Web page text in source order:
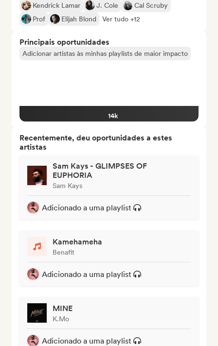
Kendrick Lamar
J. Cole
Cal Scruby
Prof
Elijah Blond Ver tudo +12
Principais oportunidades
Adicionar artistas às minhas playlists de maior impacto
14k
Recentemente, deu oportunidades a estes
artistas
Sam Kays - GLIMPSES OF
EUPHORIA
Sam Kays
Adicionado a uma playlist
Kamehameha
Benafit
Adicionado a uma playlist
MINE
K.Mo
Adicionado a uma playlist